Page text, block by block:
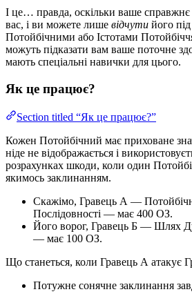
І це… правда, оскільки ваше справжнє
вас, і ви можете лише відчути його
Потойбічними або Істотами
можуть підказати вам ваше поточне
мають спеціальні навички для цього.
Як це працює?
Section titled “Як це працює?”
Кожен Потойбічний має приховане
ніде не відображається і
розрахунках шкоди, коли один
якимось заклинанням.
Скажімо, Гравець А —
Послідовності — має 400 ОЗ.
Його ворог, Гравець Б — Шлях
— має 100 ОЗ.
Що станеться, коли Гравець А атакує
Потужне сонячне заклинання